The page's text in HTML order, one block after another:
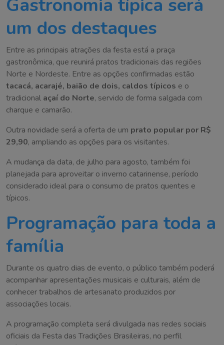
Gastronomia típica será
um dos destaques
Entre as principais atrações da festa está a praça
gastronômica, que reunirá pratos tradicionais das regiões
Norte e Nordeste. Entre as opções confirmadas estão
tacacá, acarajé, baião de dois, caldos típicos e o
tradicional açaí do Norte, servido de forma salgada com
charque e camarão.
Outra novidade será a oferta de um prato popular por R$
29,90, ampliando as opções para os visitantes.
A mudança da data, de julho para agosto, também foi
planejada para aproveitar o inverno catarinense, período
considerado ideal para o consumo de pratos quentes e
típicos.
Programação para toda a
família
Durante os quatro dias de evento, o público também poderá
acompanhar apresentações musicais e culturais, além de
conhecer trabalhos de artesanato produzidos por
associações locais.
A programação completa será divulgada nas redes sociais
oficiais da Festa das Tradições Brasileiras, no perfil